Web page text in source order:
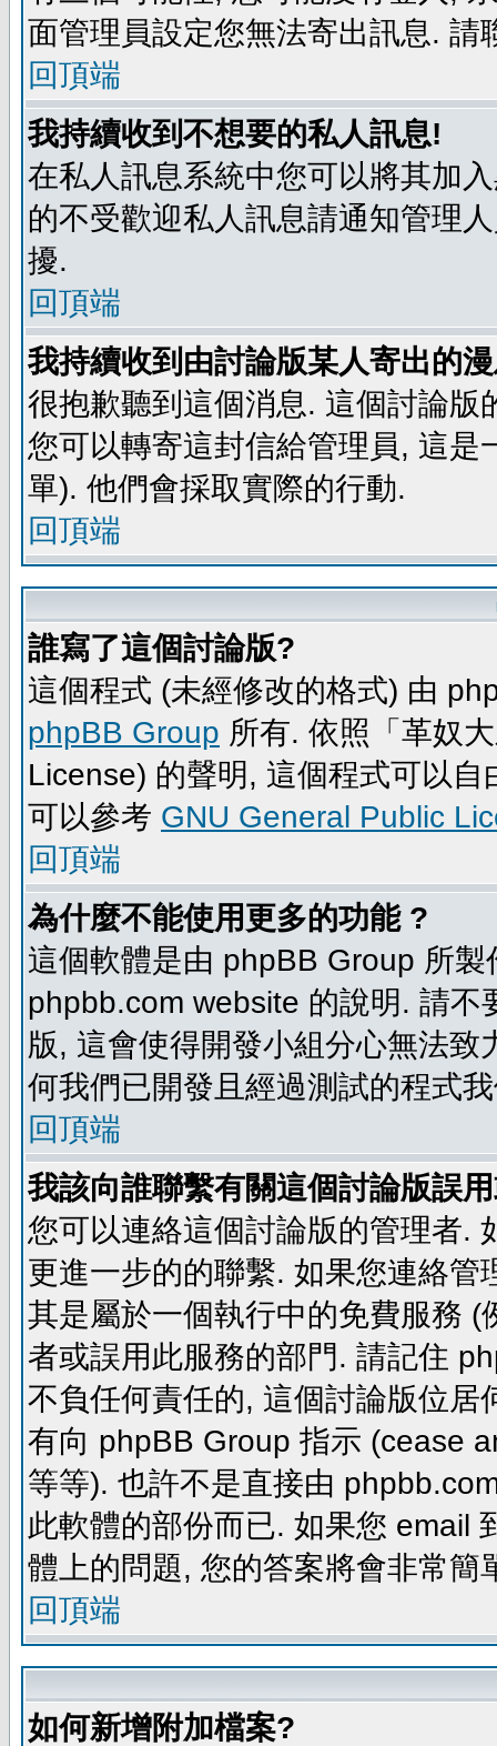
面管理員設定您無法寄出訊息. 請
回頂端
我持續收到不想要的私人訊息!
在私人訊息系統中您可以將其加
的不受歡迎私人訊息請通知管理
擾.
回頂端
我持續收到由討論版某人寄出的
很抱歉聽到這個消息. 這個討論
您可以轉寄這封信給管理員, 這
單). 他們會採取實際的行動.
回頂端
誰寫了這個討論版?
這個程式 (未經修改的格式) 由
phpBB Group 所有. 依照「革奴
License) 的聲明, 這個程式可以
可以參考 GNU General Public
回頂端
為什麼不能使用更多的功能 ?
這個軟體是由 phpBB Group 所
phpbb.com website 的說明. 請
版, 這會使得開發小組分心無法
何我們已開發且經過測試的程式
回頂端
我該向誰聯繫有關這個討論版誤
您可以連絡這個討論版的管理者.
更進一步的的聯繫. 如果您連絡
其是屬於一個執行中的免費服務
者或誤用此服務的部門. 請記住
不負任何責任的, 這個討論版位
有向 phpBB Group 指示 (cease
等等). 也許不是直接由
此軟體的部份而已. 如果您 email
體上的問題, 您的答案將會非常簡
回頂端
如何新增附加檔案?